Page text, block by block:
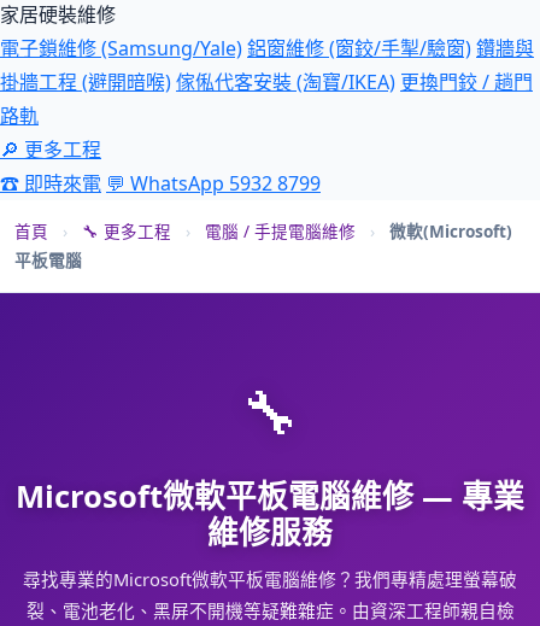
家居硬裝維修
電子鎖維修 (Samsung/Yale)鋁窗維修 (窗鉸/手掣/驗窗)鑽牆與
掛牆工程 (避開暗喉)傢俬代客安裝 (淘寶/IKEA) 更換門鉸 / 趟門
路軌
🔎 更多工程
☎ 即時來電 💬 WhatsApp 5932 8799
首頁 › 🔧 更多工程 › 電腦 / 手提電腦維修 ›
微軟(Microsoft)
平板電腦
🔧
Microsoft微軟平板電腦維修 — 專業
維修服務
尋找專業的Microsoft微軟平板電腦維修？我們專精處理螢幕破
裂、電池老化、黑屏不開機等疑難雜症。由資深工程師親自檢